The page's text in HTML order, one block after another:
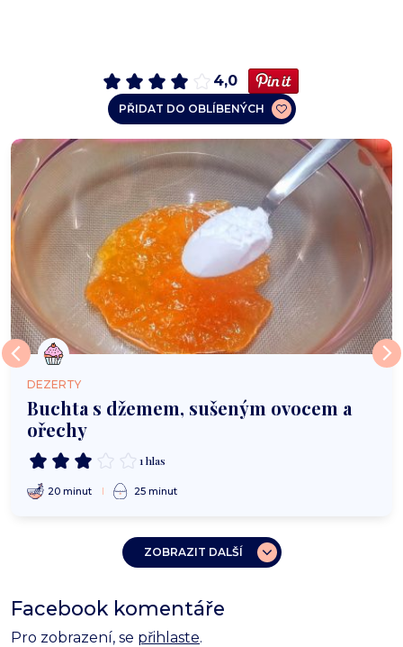
4,0
PŘIDAT DO OBLÍBENÝCH
DEZERTY
Buchta s džemem, sušeným ovocem a
ořechy
1 hlas
20 minut 25 minut
ZOBRAZIT DALŠÍ
Facebook komentáře
Pro zobrazení, se přihlaste.